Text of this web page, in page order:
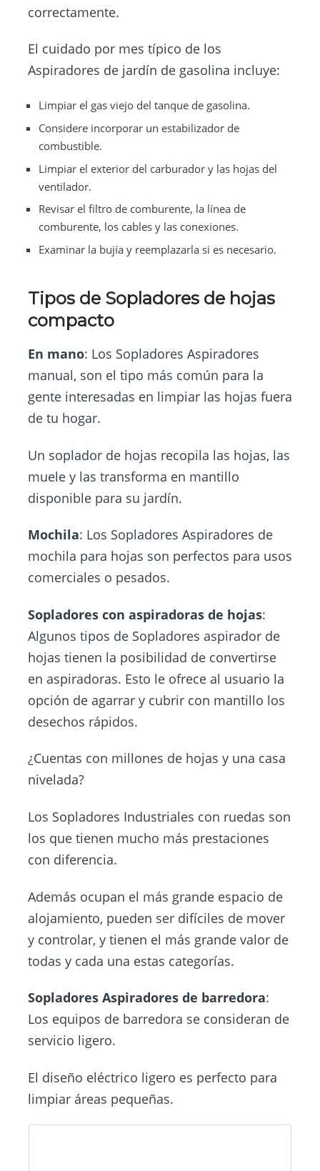
correctamente.
El cuidado por mes típico de los
Aspiradores de jardín de gasolina incluye:
Limpiar el gas viejo del tanque de gasolina.
Considere incorporar un estabilizador de
combustible.
Limpiar el exterior del carburador y las hojas del
ventilador.
Revisar el filtro de comburente, la línea de
comburente, los cables y las conexiones.
Examinar la bujía y reemplazarla si es necesario.
Tipos de Sopladores de hojas
compacto
En mano: Los Sopladores Aspiradores
manual, son el tipo más común para la
gente interesadas en limpiar las hojas fuera
de tu hogar.
Un soplador de hojas recopila las hojas, las
muele y las transforma en mantillo
disponible para su jardín.
Mochila: Los Sopladores Aspiradores de
mochila para hojas son perfectos para usos
comerciales o pesados.
Sopladores con aspiradoras de hojas:
Algunos tipos de Sopladores aspirador de
hojas tienen la posibilidad de convertirse
en aspiradoras. Esto le ofrece al usuario la
opción de agarrar y cubrir con mantillo los
desechos rápidos.
¿Cuentas con millones de hojas y una casa
nivelada?
Los Sopladores Industriales con ruedas son
los que tienen mucho más prestaciones
con diferencia.
Además ocupan el más grande espacio de
alojamiento, pueden ser difíciles de mover
y controlar, y tienen el más grande valor de
todas y cada una estas categorías.
Sopladores Aspiradores de barredora:
Los equipos de barredora se consideran de
servicio ligero.
El diseño eléctrico ligero es perfecto para
limpiar áreas pequeñas.